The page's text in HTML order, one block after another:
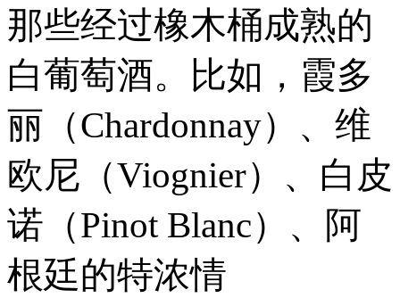
那些经过橡木桶成熟的
白葡萄酒。比如，霞多
丽（Chardonnay）、维
欧尼（Viognier）、白皮
诺（Pinot Blanc）、阿
根廷的特浓情